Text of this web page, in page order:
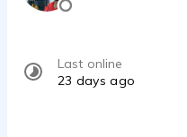
Last online
23 days ago